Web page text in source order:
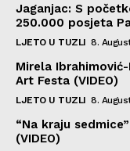
Jaganjac: S
250.000 posjeta
LJETO U TUZLI 8.
Mirela
Art Festa (VIDEO)
LJETO U TUZLI 8.
“Na kraju
(VIDEO)